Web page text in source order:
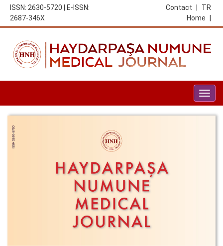
ISSN: 2630-5720 | E-ISSN:
2687-346X
TR
Contact
Home